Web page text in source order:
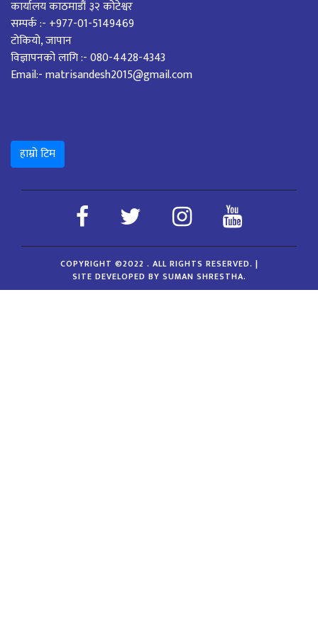
कार्यालय काठमाडौं ३२ कोटेश्वर
सम्पर्क :- +977-01-5149469
टोकियो, जापान
विज्ञापनको लागि :- 080-4428-4343
Email:- matrisandesh2015@gmail.com
हाम्रो टिम
COPYRIGHT ©2022 . ALL RIGHTS RESERVED. |
SITE DEVELOPED BY SUMAN SHRESTHA.